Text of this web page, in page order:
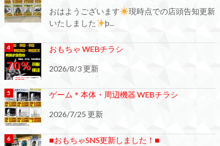
おはようございます
現時点での店頭告知更新
いたしました
þ...
おもちゃ WEBチラシ
2026/8/3 更新
ゲーム＊本体・周辺機器 WEBチラシ
2026/7/25 更新
■おもちゃSNS更新しました！■